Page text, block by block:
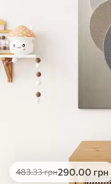
483.33грн290.00 грн